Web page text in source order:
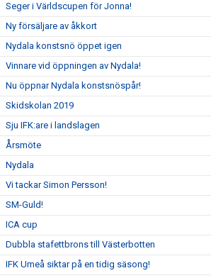
Seger i Världscupen för Jonna!
Ny försäljare av åkkort
Nydala konstsnö öppet igen
Vinnare vid öppningen av Nydala!
Nu öppnar Nydala konstsnöspår!
Skidskolan 2019
Sju IFK:are i landslagen
Årsmöte
Nydala
Vi tackar Simon Persson!
SM-Guld!
ICA cup
Dubbla stafettbrons till Västerbotten
IFK Umeå siktar på en tidig säsong!